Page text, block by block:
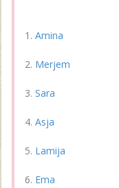
Amina
Merjem
Sara
Asja
Lamija
Ema